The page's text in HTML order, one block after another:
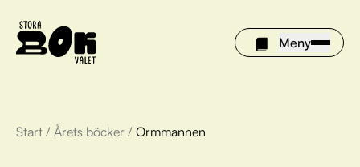
Meny
Årets böcker
Start / Årets böcker / Ormmannen